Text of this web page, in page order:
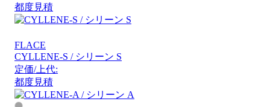
都度見積
FLACE
CYLLENE-S / シリーン S
定価/上代:
都度見積